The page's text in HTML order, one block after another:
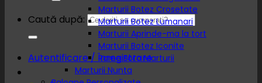
Caută după:
Autentificare / Înregistrare
Marturii Botez Crosetate
Marturii Botez Lumanari
Marturii Aprinde-ma la tort
Marturii Botez Iconite
Rame Foto Marturii
Marturii Nunta